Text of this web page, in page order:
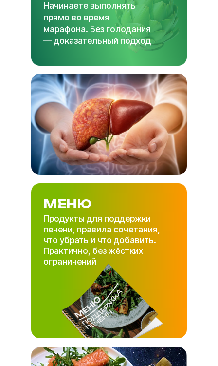
Начинаете выполнять
прямо во время
марафона. Без голодания
— доказательный подход
МЕНЮ
Продукты для поддержки
печени, правила сочетания,
что убрать и что добавить.
Практично, без жёстких
ограничений